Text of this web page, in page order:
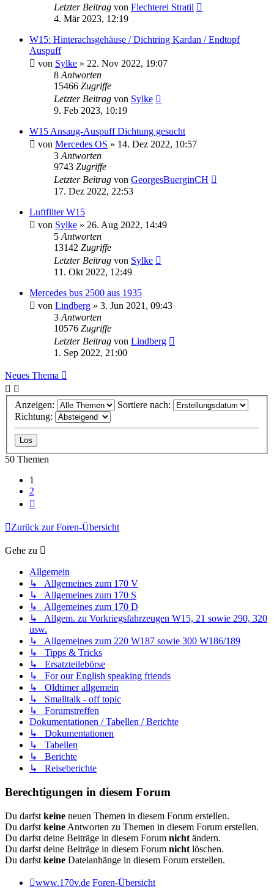
Letzter Beitrag von Flechterei Stratil
4. Mär 2023, 12:19
W15: Hinterachsgehäuse / Dichtring Kardan / Endtopf
Auspuff
von Sylke » 22. Nov 2022, 19:07
8 Antworten
15466 Zugriffe
Letzter Beitrag von Sylke
9. Feb 2023, 10:19
W15 Ansaug-Auspuff Dichtung gesucht
von Mercedes OS » 14. Dez 2022, 10:57
3 Antworten
9743 Zugriffe
Letzter Beitrag von GeorgesBuerginCH
17. Dez 2022, 22:53
Luftfilter W15
von Sylke » 26. Aug 2022, 14:49
5 Antworten
13142 Zugriffe
Letzter Beitrag von Sylke
11. Okt 2022, 12:49
Mercedes bus 2500 aus 1935
von Lindberg » 3. Jun 2021, 09:43
3 Antworten
10576 Zugriffe
Letzter Beitrag von Lindberg
1. Sep 2022, 21:00
Neues Thema
Anzeigen:
Sortiere nach:
Richtung:
50 Themen
1
2
Zurück zur Foren-Übersicht
Gehe zu
Allgemein
↳ Allgemeines zum 170 V
↳ Allgemeines zum 170 S
↳ Allgemeines zum 170 D
↳ Allgem. zu Vorkriegsfahrzeugen W15, 21 sowie 290, 320
usw.
↳ Allgemeines zum 220 W187 sowie 300 W186/189
↳ Tipps & Tricks
↳ Ersatzteilebörse
↳ For our English speaking friends
↳ Oldtimer allgemein
↳ Smalltalk - off topic
↳ Forumstreffen
Dokumentationen / Tabellen / Berichte
↳ Dokumentationen
↳ Tabellen
↳ Berichte
↳ Reiseberichte
Berechtigungen in diesem Forum
Du darfst keine neuen Themen in diesem Forum erstellen.
Du darfst keine Antworten zu Themen in diesem Forum erstellen.
Du darfst deine Beiträge in diesem Forum nicht ändern.
Du darfst deine Beiträge in diesem Forum nicht löschen.
Du darfst keine Dateianhänge in diesem Forum erstellen.
www.170v.de Foren-Übersicht